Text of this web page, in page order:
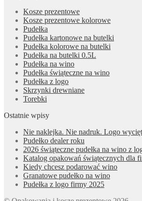
Kosze prezentowe
Kosze prezentowe kolorowe
Pudełka
Pudełka kartonowe na butelki
Pudełka kolorowe na butelki
Pudełka na butelki 0.5L
Pudełka na wino
Pudełka świąteczne na wino
Pudełka z logo
Skrzynki drewniane
Torebki
Ostatnie wpisy
Nie naklejka. Nie nadruk. Logo
Pudełko dealer roku
2026 świąteczne pudełka na wino z
Katalog opakowań świątecznych dla
Kiedy chcesz podarować wino
Granatowe pudełko na wino
Pudełka z logo firmy 2025